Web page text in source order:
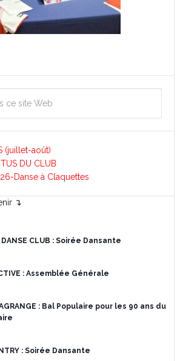
(juillet-août)
DU CLUB
Danse à Claquettes
↴
DANSE CLUB : Soirée Dansante
: Assemblée Générale
: Bal Populaire pour les 90 ans du
: Soirée Dansante